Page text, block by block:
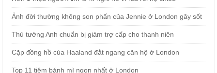
Ảnh đời thường không son phấn của Jennie ở London gây sốt
Thủ tướng Anh chuẩn bị giảm trợ cấp cho thanh niên
Cặp đồng hồ của Haaland đắt ngang căn hộ ở London
Top 11 tiệm bánh mì ngon nhất ở London